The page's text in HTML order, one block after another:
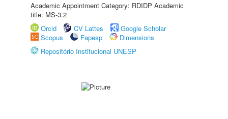
Academic Appointment Category: RDIDP Academic
title: MS-3.2
Orcid
CV Lattes
Google Scholar
Scopus
Fapesp
Dimensions
Repositório Institucional UNESP